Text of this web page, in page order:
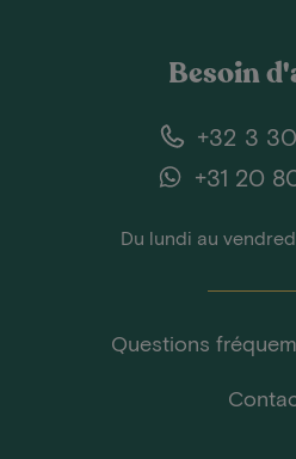
Besoin
+32 3
+31 20
Du lundi au
Questions